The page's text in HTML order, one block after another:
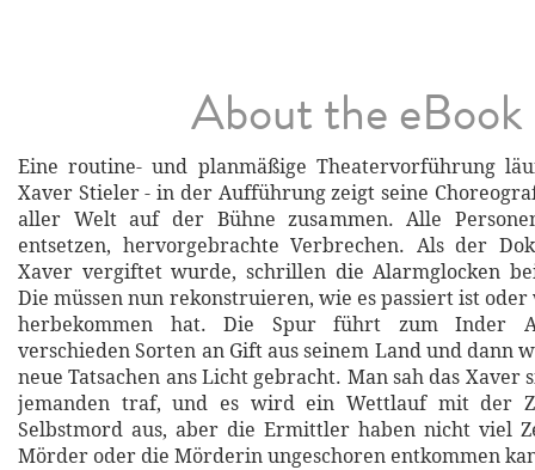
About the eBook
Eine routine- und planmäßige Theatervorführung
Xaver Stieler - in der Aufführung zeigt seine
aller Welt auf der Bühne zusammen. Alle
entsetzen, hervorgebrachte Verbrechen. Als der
Xaver vergiftet wurde, schrillen die Alarmglocken
Die müssen nun rekonstruieren, wie es passiert ist oder
herbekommen hat. Die Spur führt zum Inder
verschieden Sorten an Gift aus seinem Land und dann
neue Tatsachen ans Licht gebracht. Man sah das Xaver
jemanden traf, und es wird ein Wettlauf mit der
Selbstmord aus, aber die Ermittler haben nicht viel
Mörder oder die Mörderin ungeschoren entkommen